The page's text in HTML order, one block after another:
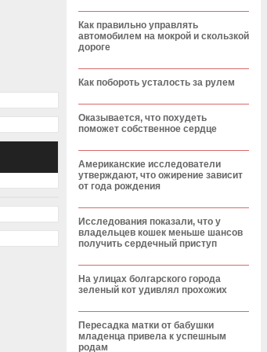
Как правильно управлять
автомобилем на мокрой и скользкой
дороге
Как побороть усталость за рулем
Оказывается, что похудеть
поможет собственное сердце
Американские исследователи
утверждают, что ожирение зависит
от года рождения
Исследования показали, что у
владельцев кошек меньше шансов
получить сердечный приступ
На улицах болгарского города
зеленый кот удивлял прохожих
Пересадка матки от бабушки
младенца привела к успешным
родам